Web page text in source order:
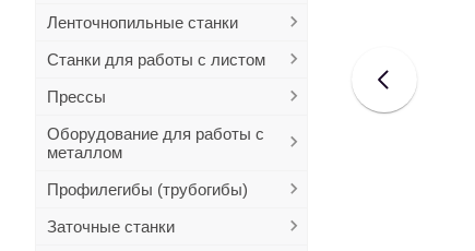
Ленточнопильные станки
Станки для работы с листом
Прессы
Оборудование для работы с
металлом
Профилегибы (трубогибы)
Заточные станки